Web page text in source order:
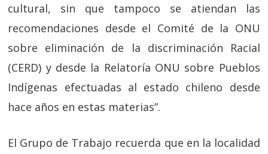
cultural, sin que tampoco se atiendan las
recomendaciones desde el Comité de la ONU
sobre eliminación de la discriminación Racial
(CERD) y desde la Relatoría ONU sobre Pueblos
Indígenas efectuadas al estado chileno desde
hace años en estas materias”.
El Grupo de Trabajo recuerda que en la localidad